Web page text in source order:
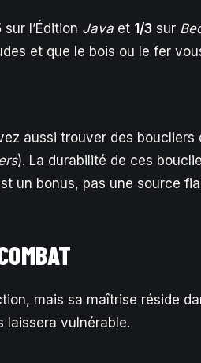
sur l’Édition Java et 1/3 sur
et que le bois ou le fer
aussi trouver des boucliers
). La durabilité de ces
un bonus, pas une source
mais sa maîtrise réside
laissera vulnérable.